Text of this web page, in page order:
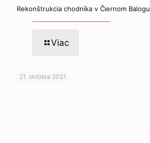
Rekonštrukcia chodníka v Čiernom Balogu
Viac
21. októbra 2021